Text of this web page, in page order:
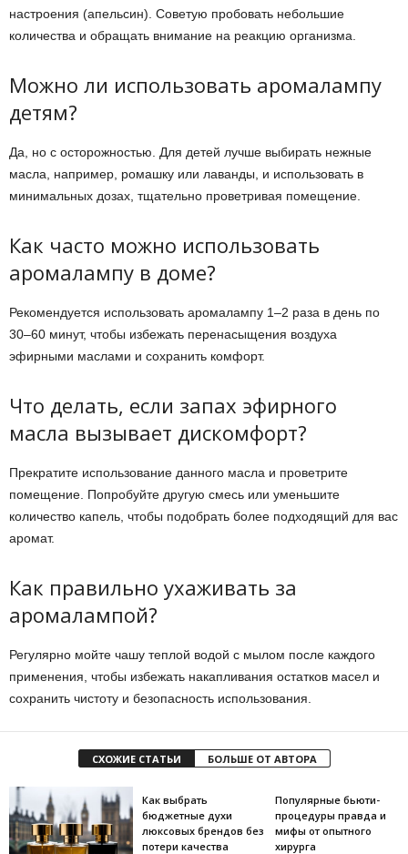
настроения (апельсин). Советую пробовать небольшие
количества и обращать внимание на реакцию организма.
Можно ли использовать аромалампу
детям?
Да, но с осторожностью. Для детей лучше выбирать нежные
масла, например, ромашку или лаванды, и использовать в
минимальных дозах, тщательно проветривая помещение.
Как часто можно использовать
аромалампу в доме?
Рекомендуется использовать аромалампу 1–2 раза в день по
30–60 минут, чтобы избежать перенасыщения воздуха
эфирными маслами и сохранить комфорт.
Что делать, если запах эфирного
масла вызывает дискомфорт?
Прекратите использование данного масла и проветрите
помещение. Попробуйте другую смесь или уменьшите
количество капель, чтобы подобрать более подходящий для вас
аромат.
Как правильно ухаживать за
аромалампой?
Регулярно мойте чашу теплой водой с мылом после каждого
применения, чтобы избежать накапливания остатков масел и
сохранить чистоту и безопасность использования.
СХОЖИЕ СТАТЬИ БОЛЬШЕ ОТ АВТОРА
Как выбрать
бюджетные духи
люксовых брендов без
потери качества
Популярные бьюти-
процедуры правда и
мифы от опытного
хирурга